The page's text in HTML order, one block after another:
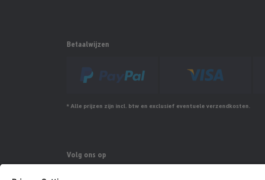
Betaalwijzen
* Alle prijzen zijn incl. btw en exclusief eventuele verzendkosten.
Volg ons op